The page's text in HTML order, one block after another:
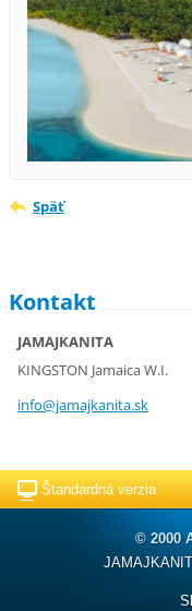
Späť
Kontakt
JAMAJKANITA
KINGSTON Jamaica W.I.
info@jamajkanita.sk
Štandardná verzia
© 2000